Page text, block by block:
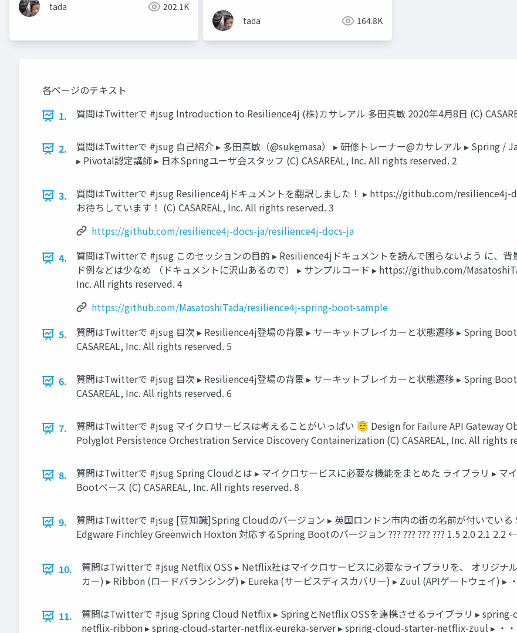
tada 202.1K
tada 164.8K
各ページのテキスト
1.
質問はTwitterで #jsug Introduction to Resilience4j (株)カサレアル 多田真敏 2020年4月8日 (C)
2.
質問はTwitterで #jsug 自己紹介 ▸ 多田真敏（@suke̲masa） ▸ 研修トレーナー@カサレアル ▸ Spring /
▸ Pivotal認定講師 ▸ 日本Springユーザ会スタッフ (C) CASAREAL, Inc. All rights reserved. 2
3.
質問はTwitterで #jsug Resilience4jドキュメントを翻訳しました！ ▸ https://github.com/resilience4j-
お待ちしています！ (C) CASAREAL, Inc. All rights reserved. 3
https://github.com/resilience4j-docs-ja/resilience4j-docs-ja
4.
質問はTwitterで #jsug このセッションの目的 ▸ Resilience4jドキュメントを読んで困らないよう に、
ド例などは少なめ （ドキュメントに沢山あるので） ▸ サンプルコード ▸ https://github.com/
Inc. All rights reserved. 4
https://github.com/MasatoshiTada/resilience4j-spring-boot-sample
5.
質問はTwitterで #jsug 目次 ▸ Resilience4j登場の背景 ▸ サーキットブレイカーと状態遷移 ▸ Spring
CASAREAL, Inc. All rights reserved. 5
6.
質問はTwitterで #jsug 目次 ▸ Resilience4j登場の背景 ▸ サーキットブレイカーと状態遷移 ▸ Spring
CASAREAL, Inc. All rights reserved. 6
7.
質問はTwitterで #jsug マイクロサービスは考えることがいっぱい 😇 Design for Failure API
Polyglot Persistence Orchestration Service Discovery Containerization (C) CASAREAL, Inc. All rights
8.
質問はTwitterで #jsug Spring Cloudとは ▸ マイクロサービスに必要な機能をまとめた ライブラリ ▸ マ
Bootベース (C) CASAREAL, Inc. All rights reserved. 8
9.
質問はTwitterで #jsug [豆知識]Spring Cloudのバージョン ▸ 英国ロンドン市内の街の名前が付いてい
Edgware Finchley Greenwich Hoxton 対応するSpring Bootのバージョン ??? ??? ??? ??? 1.5 2.0 2.1 2.2
10.
質問はTwitterで #jsug Netﬂix OSS ▸ Netﬂix社はマイクロサービスに必要なライブラリを、 オリジナ
カー) ▸ Ribbon (ロードバランシング) ▸ Eureka (サービスディスカバリー) ▸ Zuul (APIゲートウェイ) ▸
11.
質問はTwitterで #jsug Spring Cloud Netﬂix ▸ SpringとNetﬂix OSSを連携させるライブラリ ▸
netﬂix-ribbon ▸ spring-cloud-starter-netﬂix-eureka-server ▸ spring-cloud-starter-netﬂix-zuul ▸ ・・